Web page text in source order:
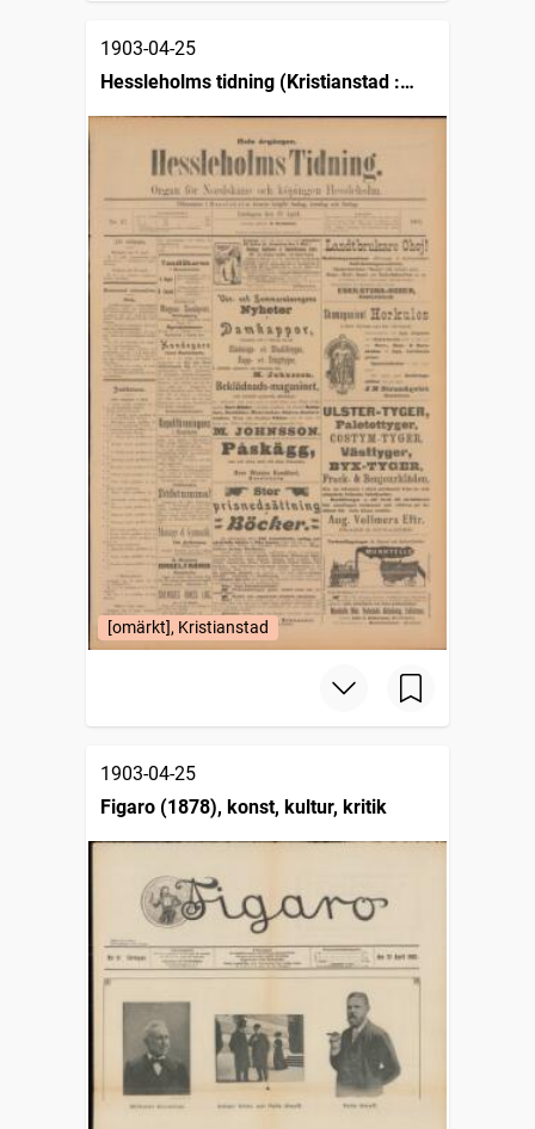
1903-04-25
Hessleholms tidning (Kristianstad :
1889)
[omärkt], Kristianstad
1903-04-25
Figaro (1878), konst, kultur, kritik